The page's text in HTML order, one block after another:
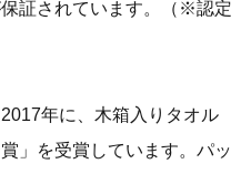
証されています。（※認定
年に、木箱入りタオル
」を受賞しています。パッ